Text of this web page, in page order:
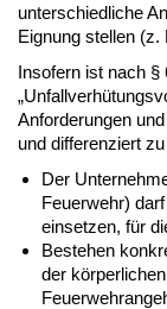
unterschiedliche
Eignung stellen
Insofern ist nach
Anforderungen
und differenziert
Der
Feuerwehr)
einsetzen, für
Bestehen
der